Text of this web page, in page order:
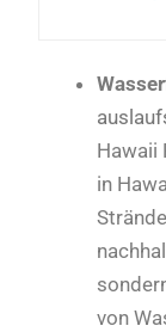
Hawaii
in
von